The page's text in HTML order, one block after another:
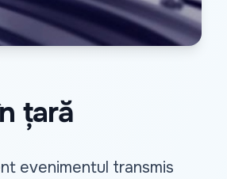
țară
evenimentul transmis